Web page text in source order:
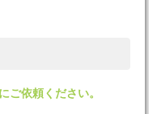
ご依頼ください。